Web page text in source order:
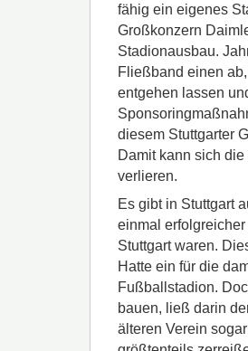
fähig ein eigenes
Großkonzern
Stadionausbau.
Fließband einen
entgehen lassen
diesem Stuttgarter
Damit kann sich
verlieren.
Es gibt in Stuttgart
einmal
Stuttgart waren.
Hatte ein für die
Fußballstadion.
bauen, ließ darin
älteren Verein